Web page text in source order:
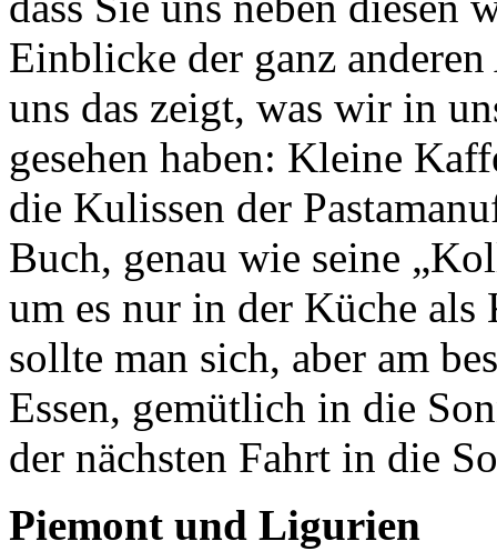
Einblicke der ganz
uns das zeigt, was wir in
gesehen haben: Kleine
die Kulissen der
Buch, genau wie seine
um es nur in der Küche
sollte man sich, aber am
Essen, gemütlich in die
der nächsten Fahrt in die
Piemont und Ligurien